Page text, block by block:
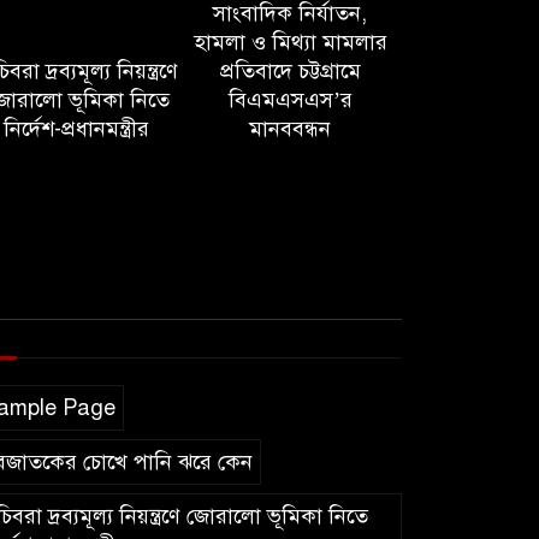
দ্রব্যমূল্য নিয়ন্ত্রণে
ভূমিকা নিতে
নির্দেশ-প্রধানমন্ত্রীর
সাংবাদিক নির্যাতন,
হামলা ও মিথ্যা মামলার
প্রতিবাদে চট্টগ্রামে
বিএমএসএস’র
মানববন্ধন
Page
চোখে পানি ঝরে কেন
দ্রব্যমূল্য নিয়ন্ত্রণে জোরালো ভূমিকা নিতে